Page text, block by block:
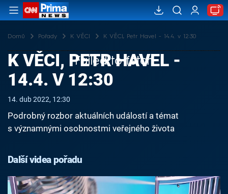
Domů Pořady K VĚCI K VĚCI, Petr Havel - 14.4. v 12:30
Failed to fetch
K VĚCI, PETR HAVEL -
14.4. V 12:30
14. dub 2022, 12:30
Podrobný rozbor aktuálních událostí a témat
s významnými osobnostmi veřejného života
Další videa pořadu